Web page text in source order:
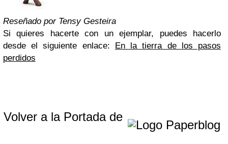
Reseñado por Tensy Gesteira
Si quieres hacerte con un ejemplar, puedes hacerlo
desde el siguiente enlace: En la tierra de los pasos
perdidos
Volver a la Portada de